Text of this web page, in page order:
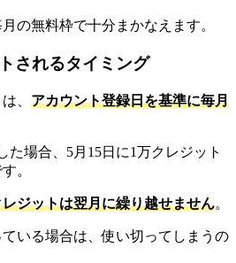
の無料枠で十分まかなえます。
されるタイミング
、 アカウント登録日を基準に毎月
た場合、5月15日に1万クレジット
。
ジットは翌月に繰り越せません。
いる場合は、使い切ってしまうの